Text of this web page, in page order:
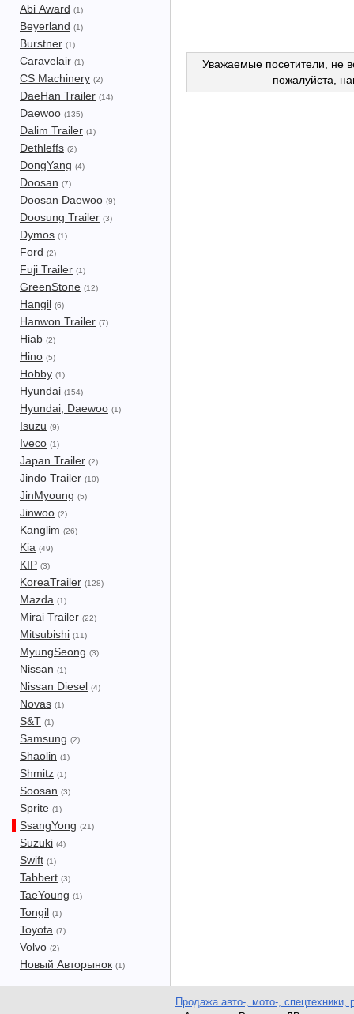
Abi Award (1)
Beyerland (1)
Burstner (1)
Caravelair (1)
CS Machinery (2)
DaeHan Trailer (14)
Daewoo (135)
Dalim Trailer (1)
Dethleffs (2)
DongYang (4)
Doosan (7)
Doosan Daewoo (9)
Doosung Trailer (3)
Dymos (1)
Ford (2)
Fuji Trailer (1)
GreenStone (12)
Hangil (6)
Hanwon Trailer (7)
Hiab (2)
Hino (5)
Hobby (1)
Hyundai (154)
Hyundai, Daewoo (1)
Isuzu (9)
Iveco (1)
Japan Trailer (2)
Jindo Trailer (10)
JinMyoung (5)
Jinwoo (2)
Kanglim (26)
Kia (49)
KIP (3)
KoreaTrailer (128)
Mazda (1)
Mirai Trailer (22)
Mitsubishi (11)
MyungSeong (3)
Nissan (1)
Nissan Diesel (4)
Novas (1)
S&T (1)
Samsung (2)
Shaolin (1)
Shmitz (1)
Soosan (3)
Sprite (1)
SsangYong (21)
Suzuki (4)
Swift (1)
Tabbert (3)
TaeYoung (1)
Tongil (1)
Toyota (7)
Volvo (2)
Новый Авторынок (1)
Уважаемые посетители, не
пожалуйста,
Продажа авто-, мото-, спецтехники,